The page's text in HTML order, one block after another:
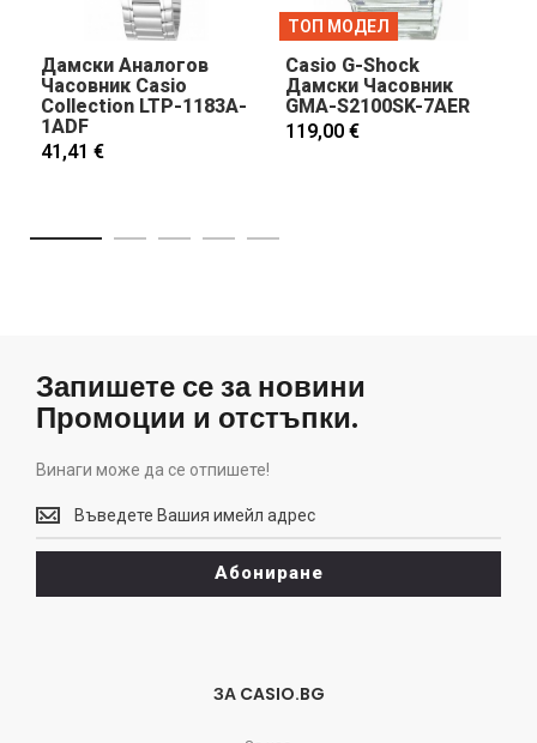
Дамски Аналогов
Часовник Casio
Collection LTP-1183A-
1ADF
41,41 €
ТОП МОДЕЛ
Casio G-Shock
Дамски Часовник
GMA-S2100SK-7AER
119,00 €
Запишете се за новини
Промоции и отстъпки.
Винаги може да се отпишете!
Винаги
може
да
отпишете!
Абониране
ЗА CASIO.BG